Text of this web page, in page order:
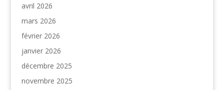
avril 2026
mars 2026
février 2026
janvier 2026
décembre 2025
novembre 2025